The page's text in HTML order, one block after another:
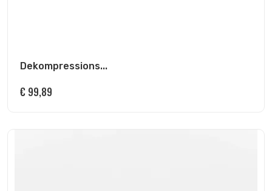
Dekompressions...
€ 99,89